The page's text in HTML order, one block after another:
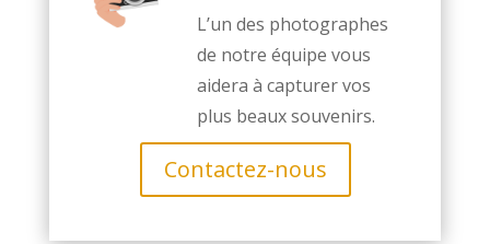
L’un des photographes
de notre équipe vous
aidera à capturer vos
plus beaux souvenirs.
Contactez-nous